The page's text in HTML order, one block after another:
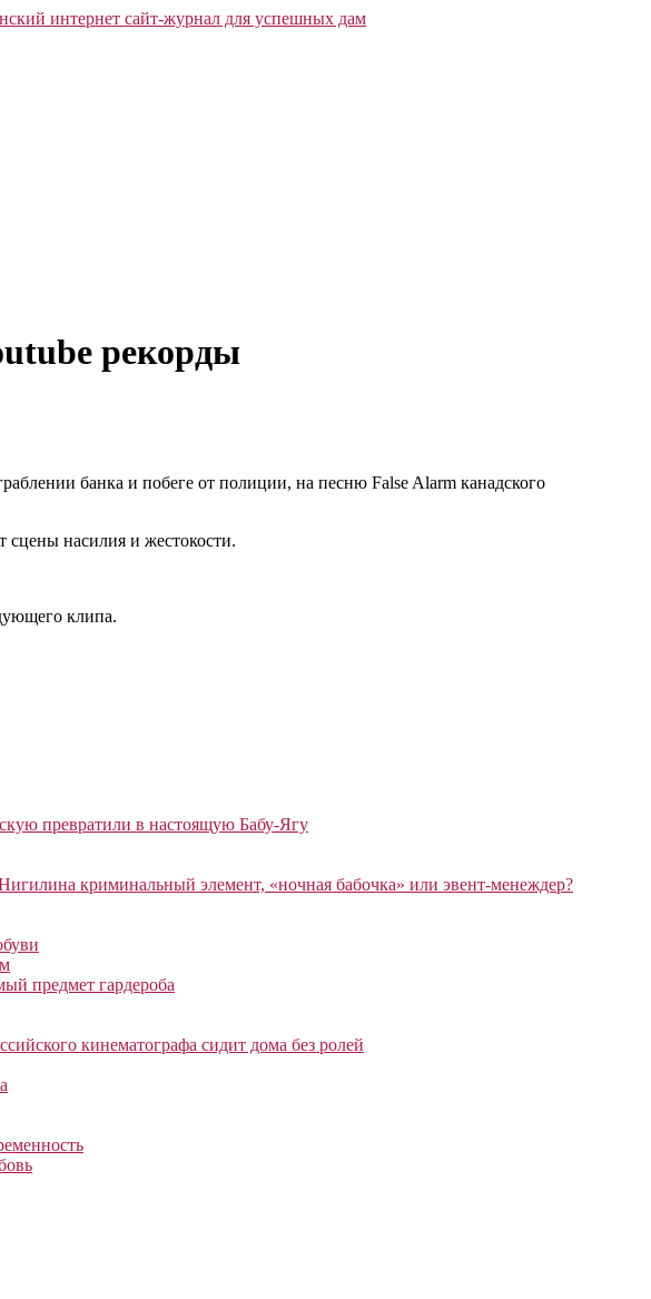
рекорды
банка и побеге от полиции, на песню False Alarm канадского
насилия и жестокости.
клипа.
превратили в настоящую Бабу-Ягу
криминальный элемент, «ночная бабочка» или эвент-менеждер?
предмет гардероба
кинематографа сидит дома без ролей